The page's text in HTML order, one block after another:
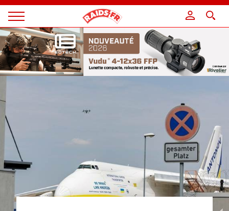
Magazine
Raids
Panneau de gestion des cookies